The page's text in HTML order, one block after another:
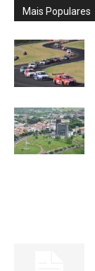
Mais Populares